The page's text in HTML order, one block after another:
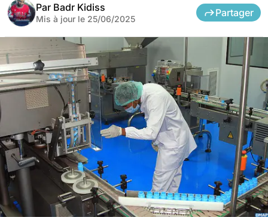
Par Badr Kidiss
Mis à jour le 25/06/2025
Partager